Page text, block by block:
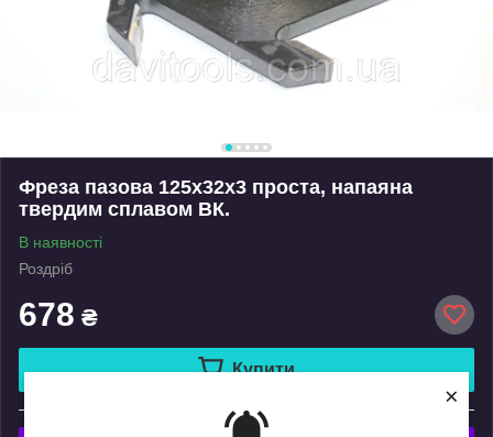
×
Фреза пазова 125x32x3 проста, напаяна
твердим сплавом ВК.
В наявності
Роздріб
678 ₴
Купити
або